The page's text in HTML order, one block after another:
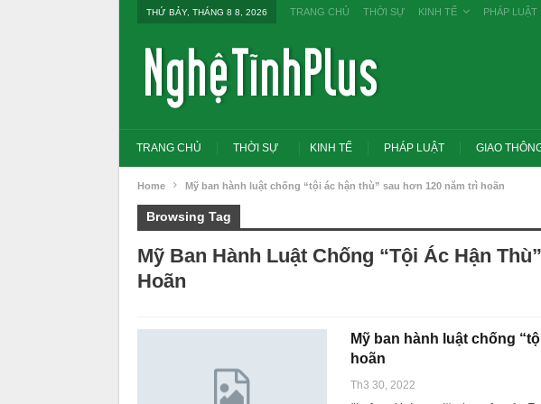
THỨ BẢY, THÁNG 8 8, 2026 TRANG CHỦ THỜI SỰ KINH TẾ PHÁP LUẬT
TRANG CHỦ THỜI SỰ KINH TẾ PHÁP LUẬT GIAO
Home Mỹ ban hành luật chống “tội ác hận thù” sau hơn 120 năm trì hoãn
Browsing Tag
Mỹ Ban Hành Luật Chống “tội Ác Hận
Hoãn
Mỹ ban hành luật chống
hoãn
Th3 30, 2022
Tổng Bí thư, Chủ tịch nước yêu cầu thay